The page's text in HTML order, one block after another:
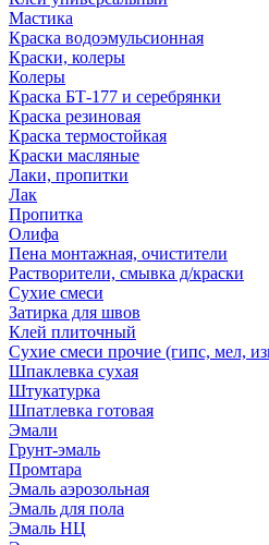
Мастика
Краска водоэмульсионная
Краски, колеры
Колеры
Краска БТ-177 и серебрянки
Краска резиновая
Краска термостойкая
Краски масляные
Лаки, пропитки
Лак
Пропитка
Олифа
Пена монтажная, очистители
Растворители, смывка д/краски
Сухие смеси
Затирка для швов
Клей плиточный
Сухие смеси прочие (гипс, мел,
Шпаклевка сухая
Штукатурка
Шпатлевка готовая
Эмали
Грунт-эмаль
Промтара
Эмаль аэрозольная
Эмаль для пола
Эмаль НЦ